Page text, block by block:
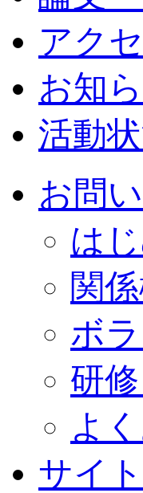
アク
お知
活動
お問
は
関
ボ
研
よ
サイ